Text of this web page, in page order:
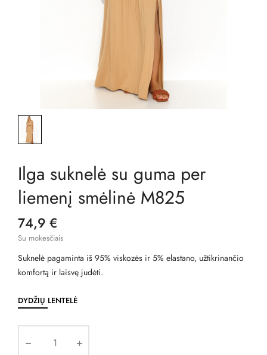
Ilga suknelė su guma per
liemenį smėlinė M825
74,9 €
Su mokesčiais
Suknelė pagaminta iš 95% viskozės ir 5% elastano, užtikrinančio
komfortą ir laisvę judėti.
DYDŽIŲ LENTELĖ